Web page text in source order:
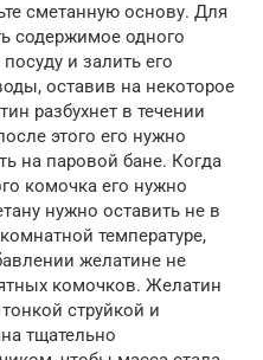
сметанную основу. Для
содержимое одного
и залить его
оставив на некоторое
разбухнет в течении
этого его нужно
на паровой бане. Когда
комочка его нужно
нужно оставить не в
температуре,
желатине не
комочков. Желатин
струйкой и
тщательно